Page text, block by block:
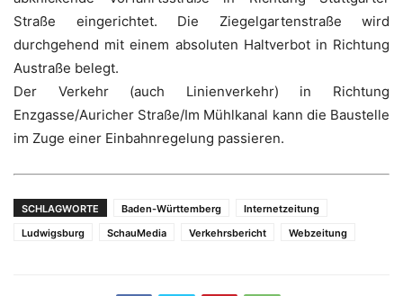
Straße eingerichtet. Die Ziegelgartenstraße wird
durchgehend mit einem absoluten Haltverbot in Richtung
Austraße belegt.
Der Verkehr (auch Linienverkehr) in Richtung
Enzgasse/Auricher Straße/Im Mühlkanal kann die Baustelle
im Zuge einer Einbahnregelung passieren.
SCHLAGWORTE Baden-Württemberg
Internetzeitung
Ludwigsburg
SchauMedia Verkehrsbericht Webzeitung